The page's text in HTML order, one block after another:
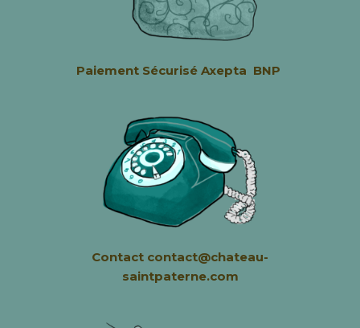
Paiement Sécurisé Axepta BNP
Contact contact@chateau-
saintpaterne.com